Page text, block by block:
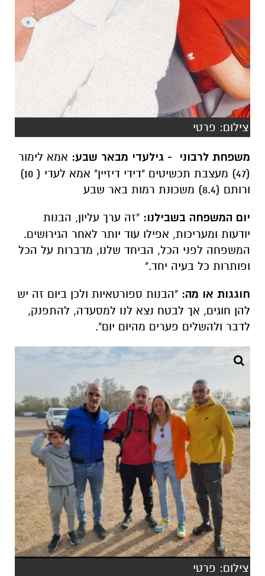
צילום: פרטי
משפחת לרבוני - גילעדי מבאר שבע: אמא לימור
(47) מעצבת תכשיטים "דידי דיזיין" אמא לעדי ( 10)
ורותם (8.4) משכונת רמות באר שבע
יום המשפחה בשבילנו: "זה ערך עליון, הבנות
יודעות ומעריכות, אפילו עוד יותר לאחר הגירושים.
המשפחה לפני הכל, הביחד שלנו, מדברות על הכל
ופותרות כל בעיה יחד."
חוגגות או מה: "הבנות ספורטאיות ולכן ביום זה יש
להן חוגים, אך לבטח נצא לנו למסעדה, להתפנק,
לדבר ולהשלים פערים מהיום יום".
צילום: פרטי